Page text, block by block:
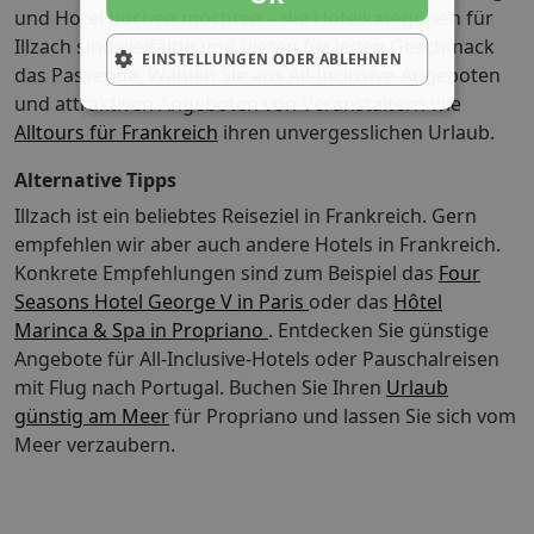
und Hotel buchen möchten – die Hotelkategorien für
Illzach sind vielfältig und bieten für jeden Geschmack
das Passende. Wählen Sie aus All-Inclusive-Angeboten
und attraktiven Angeboten von Veranstaltern wie
Alltours für Frankreich ihren unvergesslichen Urlaub.
Alternative Tipps
Illzach ist ein beliebtes Reiseziel in Frankreich. Gern
empfehlen wir aber auch andere Hotels in Frankreich.
Konkrete Empfehlungen sind zum Beispiel das Four
Seasons Hotel George V in Paris oder das Hôtel
Marinca & Spa in Propriano . Entdecken Sie günstige
Angebote für All-Inclusive-Hotels oder Pauschalreisen
mit Flug nach Portugal. Buchen Sie Ihren Urlaub
günstig am Meerfür Propriano und lassen Sie sich vom
Meer verzaubern.
EINSTELLUNGEN ODER ABLEHNEN